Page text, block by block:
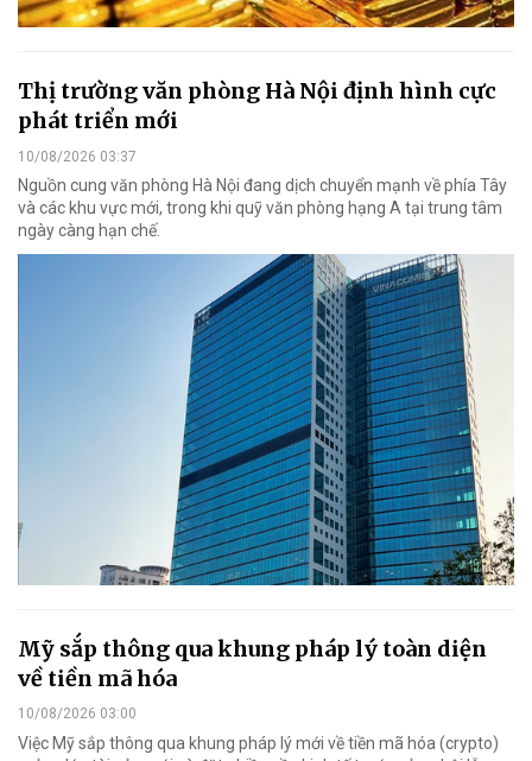
Thị trường văn phòng Hà Nội định hình cực
phát triển mới
10/08/2026 03:37
Nguồn cung văn phòng Hà Nội đang dịch chuyển mạnh về phía Tây
và các khu vực mới, trong khi quỹ văn phòng hạng A tại trung tâm
ngày càng hạn chế.
Mỹ sắp thông qua khung pháp lý toàn diện
về tiền mã hóa
10/08/2026 03:00
Việc Mỹ sắp thông qua khung pháp lý mới về tiền mã hóa (crypto)